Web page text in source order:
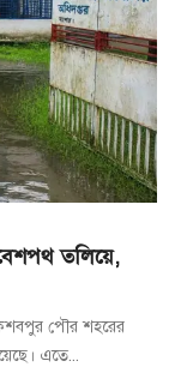
তলিয়ে,
পৌর শহরের
এতে...